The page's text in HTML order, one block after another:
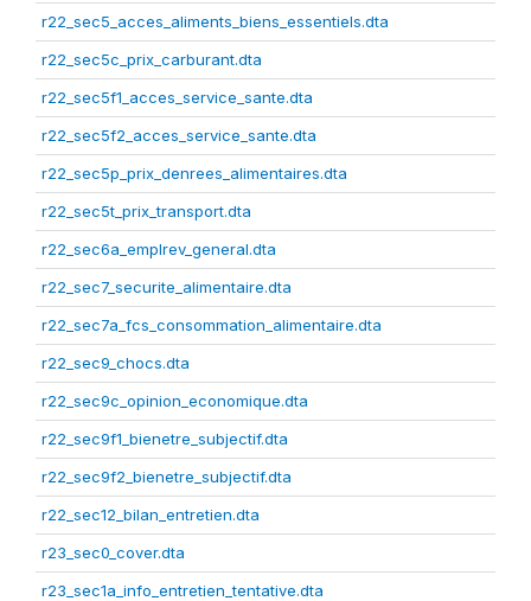
r22_sec5_acces_aliments_biens_essentiels.dta
r22_sec5c_prix_carburant.dta
r22_sec5f1_acces_service_sante.dta
r22_sec5f2_acces_service_sante.dta
r22_sec5p_prix_denrees_alimentaires.dta
r22_sec5t_prix_transport.dta
r22_sec6a_emplrev_general.dta
r22_sec7_securite_alimentaire.dta
r22_sec7a_fcs_consommation_alimentaire.dta
r22_sec9_chocs.dta
r22_sec9c_opinion_economique.dta
r22_sec9f1_bienetre_subjectif.dta
r22_sec9f2_bienetre_subjectif.dta
r22_sec12_bilan_entretien.dta
r23_sec0_cover.dta
r23_sec1a_info_entretien_tentative.dta